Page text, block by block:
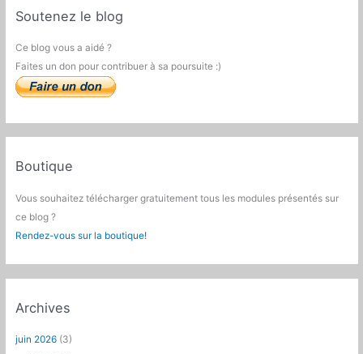
Soutenez le blog
Ce blog vous a aidé ?
Faites un don pour contribuer à sa poursuite :)
Boutique
Vous souhaitez télécharger gratuitement tous les modules présentés sur
ce blog ?
Rendez-vous sur la boutique!
Archives
juin 2026 (3)